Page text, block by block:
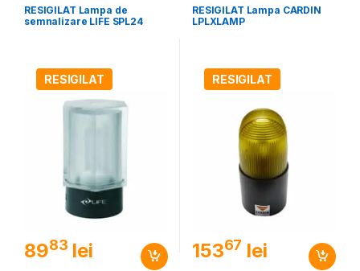
RESIGILAT Lampa de
semnalizare LIFE SPL24
RESIGILAT
8983 lei
RESIGILAT Lampa CARDIN
LPLXLAMP
RESIGILAT
15367 lei